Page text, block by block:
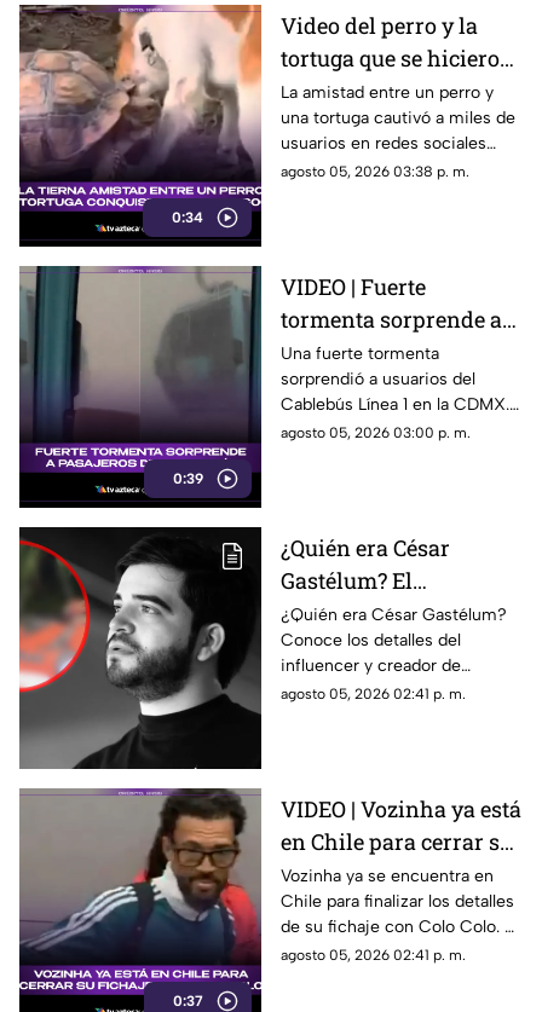
0:34
Video del perro y la
tortuga que se hicieron
amigos conquista las
redes sociales por su
ternura
La amistad entre un perro y
una tortuga cautivó a miles de
usuarios en redes sociales
gracias a un tierno video viral.
agosto 05, 2026 03:38 p. m.
0:39
VIDEO | Fuerte
tormenta sorprende a
pasajeros del Cablebús
de la Línea 1 en la
Ciudad de México: así
vivieron el momento
Una fuerte tormenta
sorprendió a usuarios del
Cablebús Línea 1 en la CDMX.
El momento fue captado en
agosto 05, 2026 03:00 p. m.
¿Quién era César
Gastélum? El
influencer 4s3s1n4d0
mientras realizaba una
transmisión en vivo en
Sinaloa
¿Quién era César Gastélum?
Conoce los detalles del
influencer y creador de
contenido que fue asesinado
agosto 05, 2026 02:41 p. m.
0:37
VIDEO | Vozinha ya está
en Chile para cerrar su
fichaje con Colo Colo
Vozinha ya se encuentra en
Chile para finalizar los detalles
de su fichaje con Colo Colo. El
momento fue captado en
agosto 05, 2026 02:41 p. m.